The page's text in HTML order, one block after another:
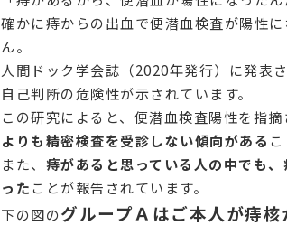
確かに痔からの出血で便潜血検査が陽性
ん。
人間ドック学会誌（2020年発行）に発表
自己判断の危険性が示されています。
この研究によると、便潜血検査陽性を指
よりも精密検査を受診しない傾向がある
また、 痔があると思っている人の中でも、
ったことが報告されています。
下の図のグループＡはご本人が痔